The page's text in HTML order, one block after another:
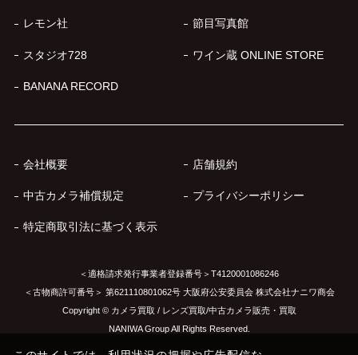
レモン社 節目写真館
スタジオ728 ワイン蔵 ONLINE STORE
BANANA RECORD
会社概要 店舗規約
中古カメラ補償規定 プライバシーポリシー
特定商取引法に基づく表示
＜適格請求発行事業者登録番号＞T4120001086246
＜古物商許可番号＞ 第621110801062号 大阪府公安委員会 株式会社ナニワ商会
Copyright © カメラ買取 / レンズ買取/中古カメラ販売・買取
NANIWA Group All Rights Reserved.